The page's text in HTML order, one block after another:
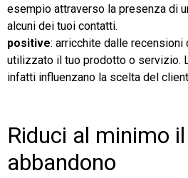
esempio attraverso la presenza di
alcuni dei tuoi contatti.
positive: arricchite dalle recensioni
utilizzato il tuo prodotto o servizio.
infatti influenzano la scelta del
Riduci al minimo
abbandono